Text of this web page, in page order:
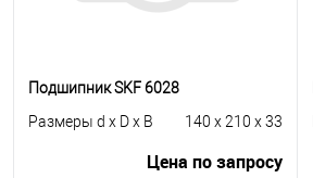
Подшипник SKF 6028
Размеры d x D x B
140 x 210 x 33
Цена по запросу